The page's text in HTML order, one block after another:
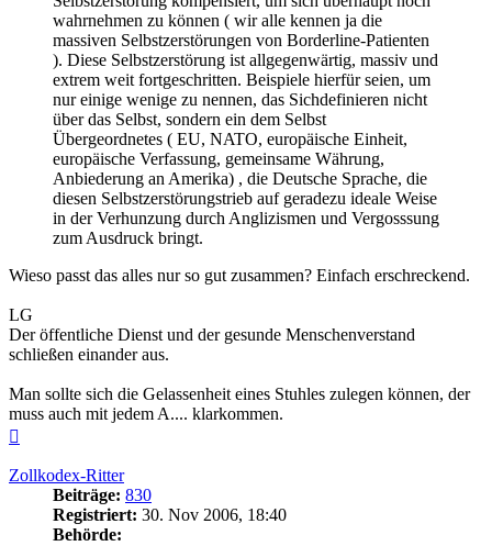
wahrnehmen zu können ( wir alle kennen ja die
massiven Selbstzerstörungen von Borderline-Patienten
). Diese Selbstzerstörung ist allgegenwärtig, massiv und
extrem weit fortgeschritten. Beispiele hierfür seien, um
nur einige wenige zu nennen, das Sichdefinieren nicht
über das Selbst, sondern ein dem Selbst
Übergeordnetes ( EU, NATO, europäische Einheit,
europäische Verfassung, gemeinsame Währung,
Anbiederung an Amerika) , die Deutsche Sprache, die
diesen Selbstzerstörungstrieb auf geradezu ideale Weise
in der Verhunzung durch Anglizismen und Vergosssung
zum Ausdruck bringt.
Wieso passt das alles nur so gut zusammen? Einfach erschreckend.
LG
Der öffentliche Dienst und der gesunde Menschenverstand
schließen einander aus.
Man sollte sich die Gelassenheit eines Stuhles zulegen können, der
muss auch mit jedem A.... klarkommen.
Zollkodex-Ritter
Beiträge: 830
Registriert: 30. Nov 2006, 18:40
Behörde: